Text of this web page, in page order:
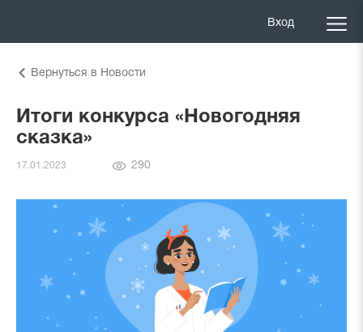
Вход
Вернуться в Новости
Итоги конкурса «Новогодняя
сказка»
17.01.2023
Количество
290